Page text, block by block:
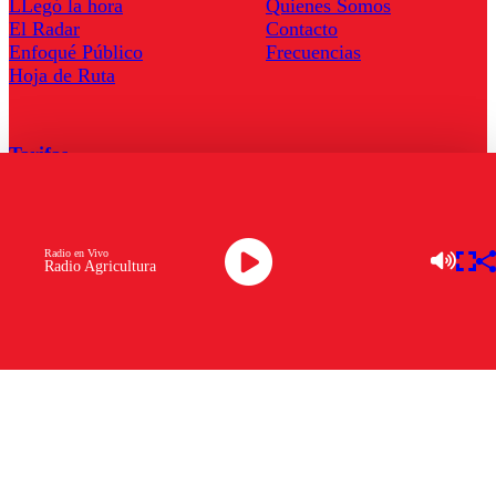
Radio Agricultura
Radio en Vivo
LLegó la hora
El Radar
Enfoqué Público
Hoja de Ruta
Quienes Somos
Contacto
Frecuencias
Tarifas
Descarga la APP